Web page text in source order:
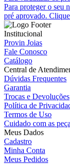
Para proteger o seu
pré aprovado.
Institucional
Provin Joias
Fale Conosco
Catálogo
Central de
Dúvidas Frequentes
Garantia
Trocas e Devoluções
Política de
Termos de Uso
Cuidado com as
Meus Dados
Cadastro
Minha Conta
Meus Pedidos